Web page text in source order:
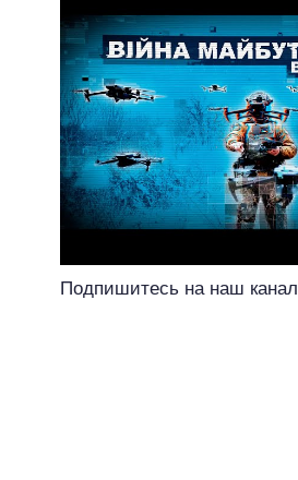
Подпишитесь на наш канал